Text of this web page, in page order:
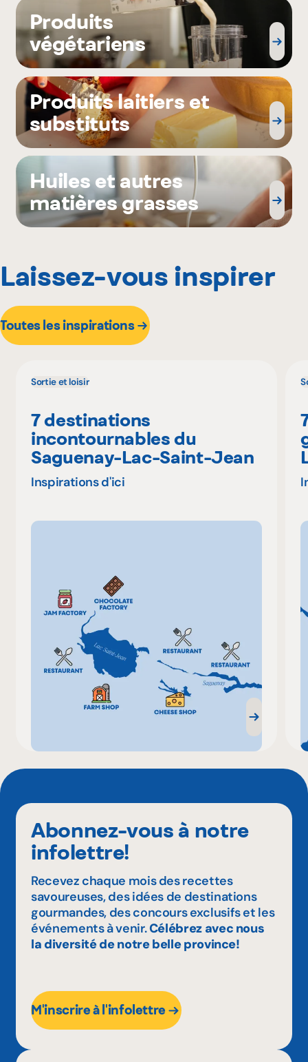
Produits
végétariens
Produits laitiers et
substituts
Huiles et autres
matières grasses
Laissez-vous inspirer
Toutes les inspirations
Sortie et loisir
7 destinations
incontournables du
Saguenay-Lac-Saint-Jean
Inspirations d'ici
Abonnez-vous à notre
infolettre!
Recevez chaque mois des recettes
savoureuses, des idées de destinations
gourmandes, des concours exclusifs et les
événements à venir.Célébrez avec nous
la diversité de notre belle province!
M'inscrire à l'infolettre